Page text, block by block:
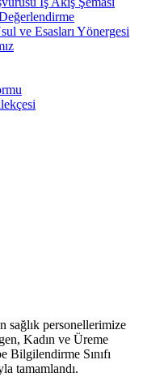
ve Esasları Yönergesi
sağlık personellerimize
Kadın ve Üreme
Bilgilendirme Sınıfı
tamamlandı.